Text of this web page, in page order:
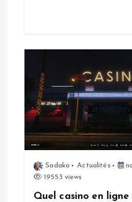
e
Sadako Actualités
19553 views
Quel casino en ligne